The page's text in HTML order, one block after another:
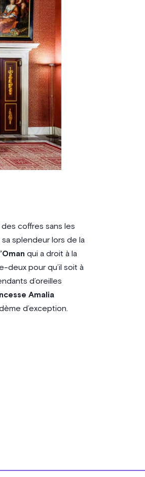
des coffres sans les
splendeur lors de la
qui a droit à la
deux pour qu’il soit à
d’oreilles
Amalia
d’exception.